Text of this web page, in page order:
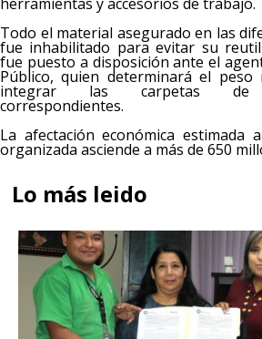
Todo el material asegurado en las
fue inhabilitado para evitar su
fue puesto a disposición ante el
Público, quien determinará el peso
integrar las carpetas de
correspondientes.
La afectación económica estimada
organizada asciende a más de 650
Lo más leido